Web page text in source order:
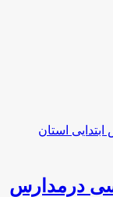
کلاسی درمدارس